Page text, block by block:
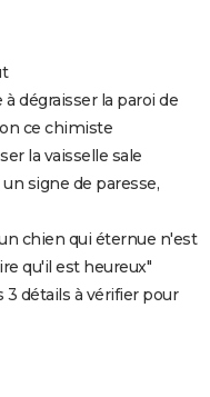
dégraisser la paroi de
ce chimiste
la vaisselle sale
signe de paresse,
chien qui éternue n'est
qu'il est heureux"
3 détails à vérifier pour